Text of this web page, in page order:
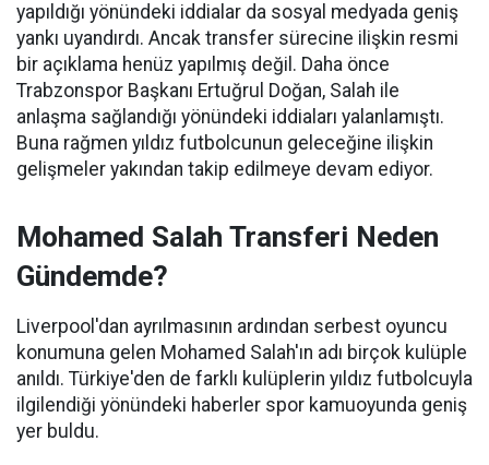
yapıldığı yönündeki iddialar da sosyal medyada geniş
yankı uyandırdı. Ancak transfer sürecine ilişkin resmi
bir açıklama henüz yapılmış değil. Daha önce
Trabzonspor Başkanı Ertuğrul Doğan, Salah ile
anlaşma sağlandığı yönündeki iddiaları yalanlamıştı.
Buna rağmen yıldız futbolcunun geleceğine ilişkin
gelişmeler yakından takip edilmeye devam ediyor.
Mohamed Salah Transferi Neden
Gündemde?
Liverpool'dan ayrılmasının ardından serbest oyuncu
konumuna gelen Mohamed Salah'ın adı birçok kulüple
anıldı. Türkiye'den de farklı kulüplerin yıldız futbolcuyla
ilgilendiği yönündeki haberler spor kamuoyunda geniş
yer buldu.